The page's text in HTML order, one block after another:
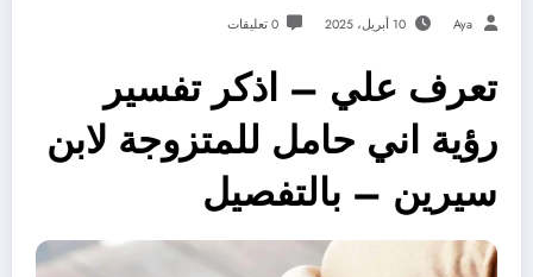
Aya 10 أبريل، 2025 0 تعليقات
تعرف علي – اذكر تفسير
رؤية اني حامل للمتزوجة لابن
سيرين – بالتفصيل